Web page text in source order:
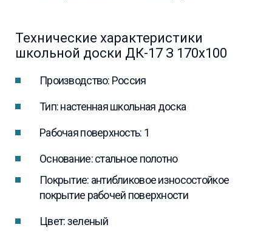
Технические характеристики
школьной доски ДК-17 З 170х100
Производство: Россия
Тип: настенная школьная доска
Рабочая поверхность: 1
Основание: стальное полотно
Покрытие: антибликовое износостойкое
покрытие рабочей поверхности
Цвет: зеленый